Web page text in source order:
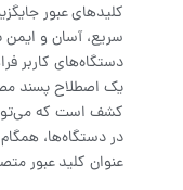
کلیدهای عبور
سریع، آسان و ایمن
دستگاه‌های کاربر
کشف است که
در دستگاه‌ها،
عنوان کلید عبور